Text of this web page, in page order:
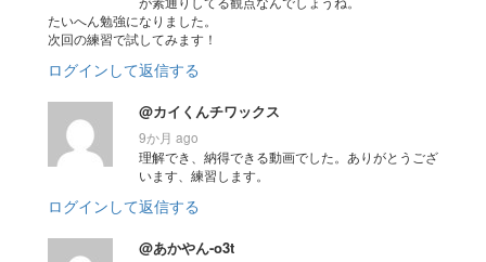
たいへん勉強になりました。
次回の練習で試してみます！
ログインして返信する
@カイくんチワックス
9か月 ago
理解でき、納得できる動画でした。ありがとうござ
います、練習します。
ログインして返信する
@あかやん-o3t